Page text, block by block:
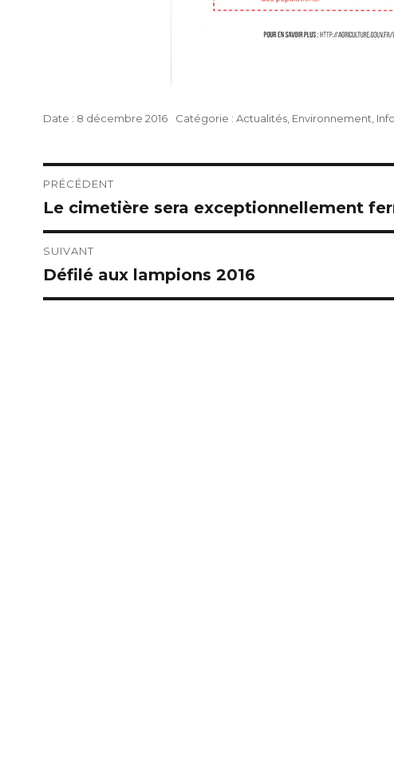
Publié
8 décembre 2016 Catégories
Actualités, Environnement,
Navigation
de
l’article
PRÉCÉDENT
Publication
précédente :
Le cimetière sera exceptionnellement
SUIVANT
Publication
suivante :
Défilé aux lampions 2016